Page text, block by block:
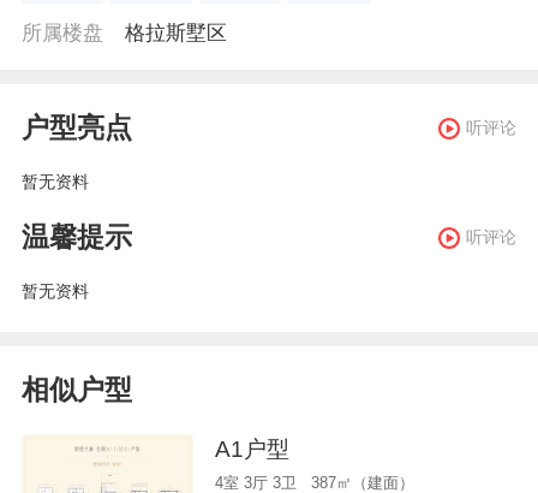
所属楼盘 格拉斯墅区
户型亮点 听评论
暂无资料
温馨提示 听评论
暂无资料
相似户型
A1户型
4室 3厅 3卫 387㎡（建面）